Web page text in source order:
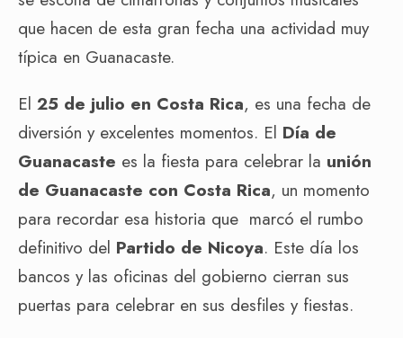
que hacen de esta gran fecha una actividad muy
típica en Guanacaste.
El 25 de julio en Costa Rica, es una fecha de
diversión y excelentes momentos. El Día de
Guanacaste es la fiesta para celebrar la unión
de Guanacaste con Costa Rica, un momento
para recordar esa historia que marcó el rumbo
definitivo del Partido de Nicoya. Este día los
bancos y las oficinas del gobierno cierran sus
puertas para celebrar en sus desfiles y fiestas.